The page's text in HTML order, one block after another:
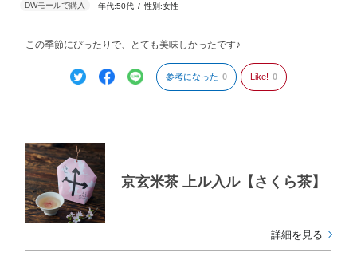
年代:50代 性別:女性
この季節にぴったりで、とても美味しかったです♪
参考になった 0 Like! 0
京玄米茶 上ル入ル【さくら茶】
詳細を見る